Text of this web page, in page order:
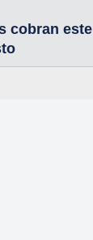
cobran este